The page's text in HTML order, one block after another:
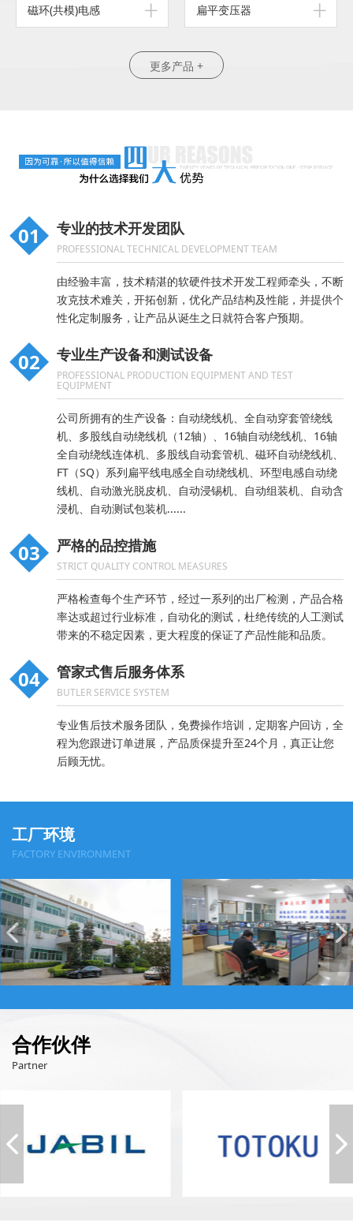
磁环(共模)电感 扁平变压器
更多产品 +
01 专业的技术开发团队
PROFESSIONAL TECHNICAL DEVELOPMENT TEAM
由经验丰富，技术精湛的软硬件技术开发工程师牵头，不断
攻克技术难关，开拓创新，优化产品结构及性能，并提供个
性化定制服务，让产品从诞生之日就符合客户预期。
02 专业生产设备和测试设备
PROFESSIONAL PRODUCTION EQUIPMENT AND TEST
EQUIPMENT
公司所拥有的生产设备：自动绕线机、全自动穿套管绕线
机、多股线自动绕线机（12轴）、16轴自动绕线机、16轴
全自动绕线连体机、多股线自动套管机、磁环自动绕线机、
FT（SQ）系列扁平线电感全自动绕线机、环型电感自动绕
线机、自动激光脱皮机、自动浸锡机、自动组装机、自动含
浸机、自动测试包装机......
03 严格的品控措施
STRICT QUALITY CONTROL MEASURES
严格检查每个生产环节，经过一系列的出厂检测，产品合格
率达或超过行业标准，自动化的测试，杜绝传统的人工测试
带来的不稳定因素，更大程度的保证了产品性能和品质。
04 管家式售后服务体系
BUTLER SERVICE SYSTEM
专业售后技术服务团队，免费操作培训，定期客户回访，全
程为您跟进订单进展，产品质保提升至24个月，真正让您
后顾无忧。
工厂环境
FACTORY ENVIRONMENT
合作伙伴
Partner